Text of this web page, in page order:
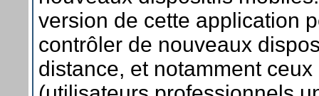
version de cette application
contrôler de nouveaux
distance, et notamment